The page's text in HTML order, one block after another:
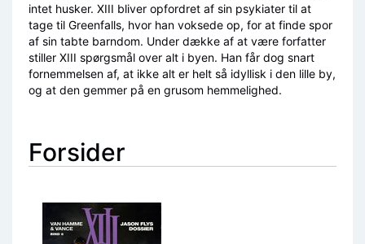
intet husker. XIII bliver opfordret af sin psykiater til at
tage til Greenfalls, hvor han voksede op, for at finde spor
af sin tabte barndom. Under dække af at være forfatter
stiller XIII spørgsmål over alt i byen. Han får dog snart
fornemmelsen af, at ikke alt er helt så idyllisk i den lille by,
og at den gemmer på en grusom hemmelighed.
Forsider